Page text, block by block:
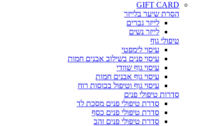
GIFT CARD
הסרת שיער בלייזר
לייזר גברים
לייזר נשים
טיפולי גוף
עיסוי לימפטי
עיסוי פנים בשילוב אבנים חמות
עיסוי גוף שוודי
עיסוי גוף אבנים חמות
עיסוי גוף וטיפול בכוסות רוח
סדרות טיפולי פנים
סדרת טיפולי פנים מסכת לד
סדרת טיפולי פנים כסף
סדרת טיפולי פנים זהב